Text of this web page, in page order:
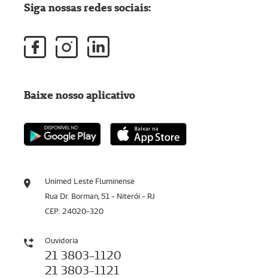
Unimed Leste Fluminense
Rua Dr. Borman, 51 - Niterói - RJ
CEP: 24020-320
Ouvidoria
21 3803-1120
21 3803-1121
Siga nossas redes sociais:
Baixe nosso aplicativo